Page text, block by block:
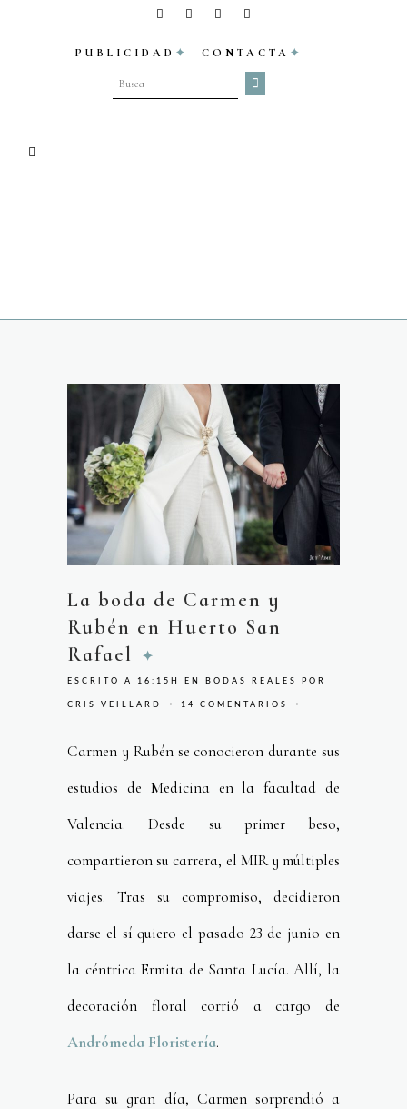
PUBLICIDAD CONTACTA
La boda de Carmen y
Rubén en Huerto San
Rafael
ESCRITO A 16:15H EN BODAS REALES POR
CRIS VEILLARD 14 COMENTARIOS
Carmen y Rubén se conocieron durante sus
estudios de Medicina en la facultad de
Valencia. Desde su primer beso,
compartieron su carrera, el MIR y múltiples
viajes. Tras su compromiso, decidieron
darse el sí quiero el pasado 23 de junio en
la céntrica Ermita de Santa Lucía. Allí, la
decoración floral corrió a cargo de
Andrómeda Floristería.
Para su gran día, Carmen sorprendió a